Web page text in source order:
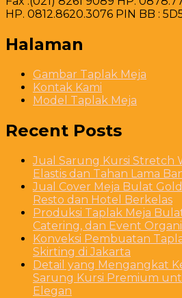
HP. 0812.8620.3076 PIN BB :
Halaman
Gambar Taplak Meja
Kontak Kami
Model Taplak Meja
Recent Posts
Jual Sarung Kursi Stretch
Elastis dan Tahan Lama
Jual Cover Meja Bulat
Resto dan Hotel Berkelas
Produksi Taplak Meja
Catering, dan Event
Konveksi Pembuatan
Skirting di Jakarta
Detail yang Mengangkat
Sarung Kursi Premium
Elegan